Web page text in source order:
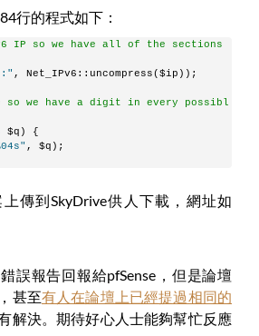
行的程式如下：
IP so we have all of the sections
, Net_IPv6::uncompress($ip));
so we have a digit in every possibl
$q) {
, $q);
傳到SkyDrive供人下載，網址如
誤報告回報給pfSense，但是論壇
甚至有人在論壇上已經提過相同的
解決。期待好心人士能夠幫忙反應